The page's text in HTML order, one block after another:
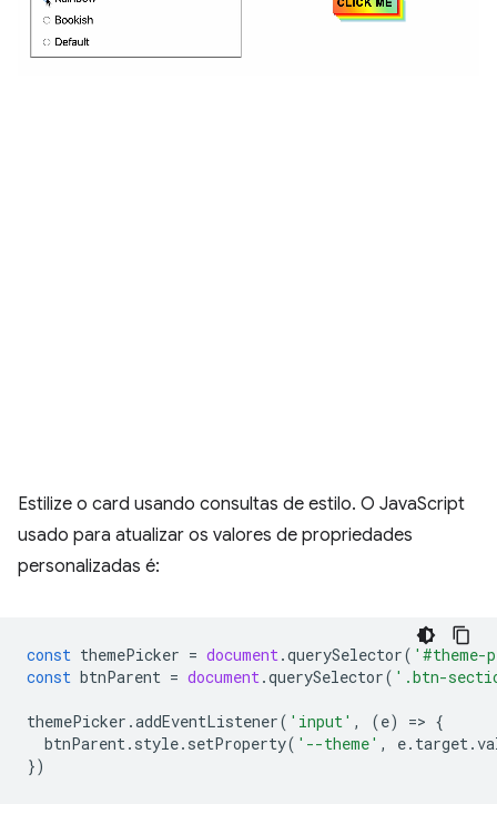
Estilize o card usando consultas de estilo. O JavaScript
usado para atualizar os valores de propriedades
personalizadas é:
const themePicker = document.querySelector(
const btnParent = document.querySelector( '.btn-
themePicker .addEventListener( 'input' , (e) => {
btnParent. style. setProperty( '--theme' , e. target.
})